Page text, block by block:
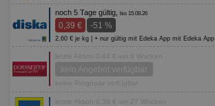
noch 5 Tage gültig, bis 15.08.26
0,39 € -51 %
2,60 € je kg | + nur gültig mit Edeka App mit Edeka App
letzte Aktion 0,44 € vor 8 Wochen
kein Angebot verfügbar
keine Prognose verfügbar
letzte Aktion 0,39 € vor 27 Wochen